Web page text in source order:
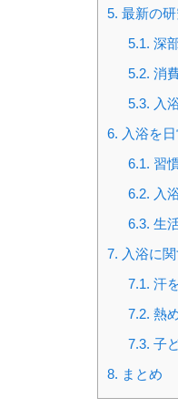
5. 最新の
5.1. 深
5.2. 消
5.3. 入
6. 入浴を
6.1. 習
6.2. 入
6.3. 生
7. 入浴に
7.1. 汗
7.2. 熱
7.3. 子
8. まとめ